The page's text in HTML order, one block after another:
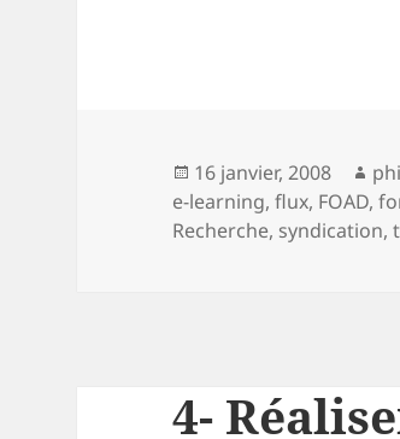
Publié
le
16 janvier, 2008
e-learning,flux, FOAD,
Recherche, syndication,
4-